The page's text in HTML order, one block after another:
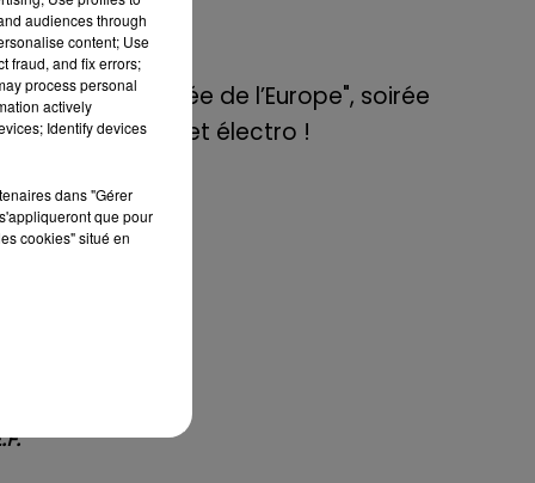
de E=M6
8 mai 2022
Aix : "Journée de l’Europe", soirée
danse et set électro !
audiences through
content; Use
fraud, and fix errors;
process personal
actively
Identify devices
dans "Gérer
que pour
cookies" situé en